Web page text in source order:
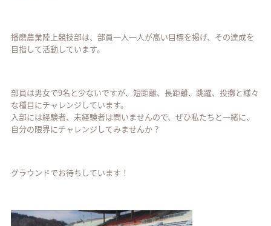
播磨農業陸上競技部は、部員一人一人が高い目標を掲げ、その達成を
目指して活動しています。
部員は男女で9名と少ないですが、短距離、長距離、跳躍、投擲と様々
な種目にチャレンジしています。
入部には経験者、未経験者は問いませんので、ぜひ私たちと一緒に、
自分の限界にチャレンジしてみませんか？
グラウンドでお待ちしています！